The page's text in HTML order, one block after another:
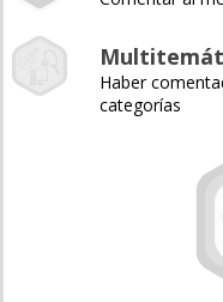
Haber
categorías